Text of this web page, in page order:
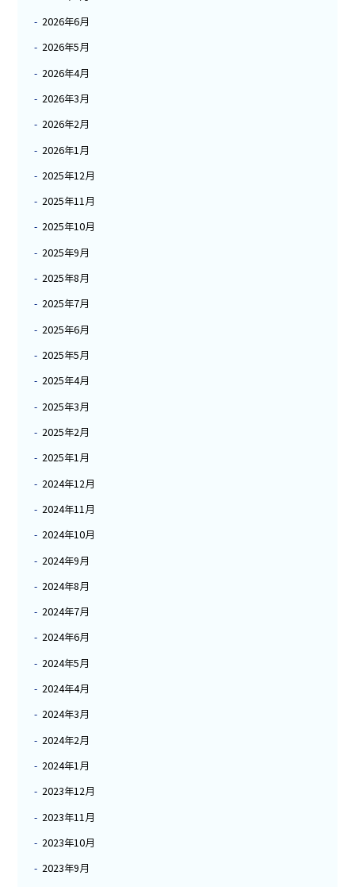
2026年6月
2026年5月
2026年4月
2026年3月
2026年2月
2026年1月
2025年12月
2025年11月
2025年10月
2025年9月
2025年8月
2025年7月
2025年6月
2025年5月
2025年4月
2025年3月
2025年2月
2025年1月
2024年12月
2024年11月
2024年10月
2024年9月
2024年8月
2024年7月
2024年6月
2024年5月
2024年4月
2024年3月
2024年2月
2024年1月
2023年12月
2023年11月
2023年10月
2023年9月